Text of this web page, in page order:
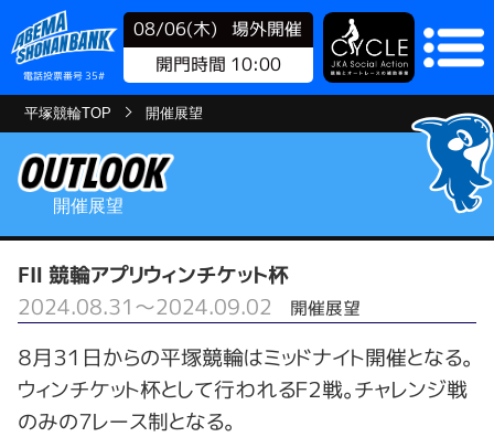
電話投票番号 35#
08/06(木)
場外開催
開門時間 10:00
平塚競輪TOP 開催展望
開催展望
FⅡ 競輪アプリウィンチケット杯
2024.08.31～2024.09.02
開催展望
８月３１日からの平塚競輪はミッドナイト開催となる。
ウィンチケット杯として行われるＦ２戦。チャレンジ戦
のみの７レース制となる。